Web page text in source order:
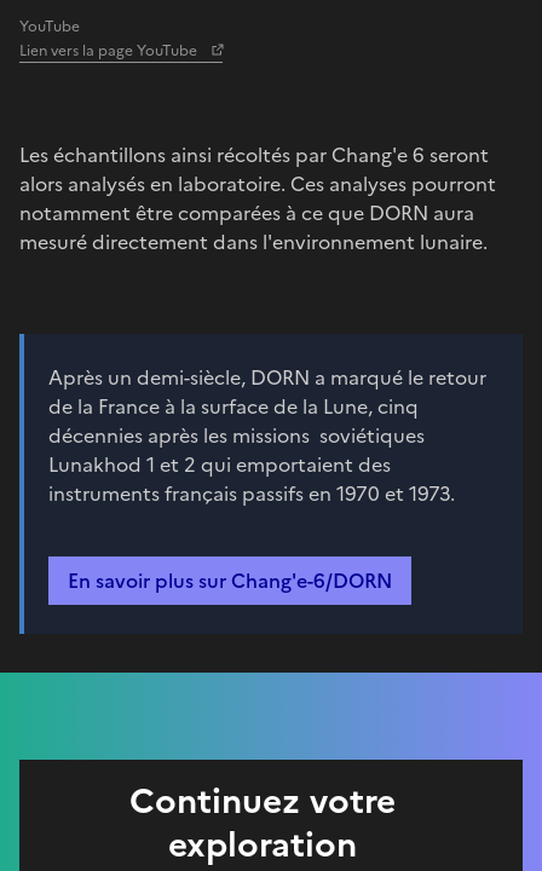
YouTube
Lien vers la page YouTube
Les échantillons ainsi récoltés par Chang'e 6 seront
alors analysés en laboratoire. Ces analyses pourront
notamment être comparées à ce que DORN aura
mesuré directement dans l'environnement lunaire.
Après un demi-siècle, DORN a marqué le retour
de la France à la surface de la Lune, cinq
décennies après les missions soviétiques
Lunakhod 1 et 2 qui emportaient des
instruments français passifs en 1970 et 1973.
En savoir plus sur Chang'e-6/DORN
Continuez votre
exploration